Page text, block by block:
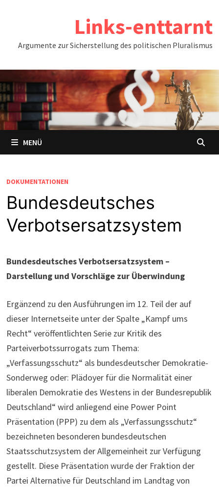
Links-enttarnt
Argumente zur Sicherstellung des politischen Pluralismus
MENÜ
DOKUMENTATIONEN
Bundesdeutsches
Verbotsersatzsystem
Bundesdeutsches Verbotsersatzsystem –
Darstellung und Vorschläge zur Überwindung
Ergänzend zu den Ausführungen im 12. Teil der auf
dieser Internetseite unter der Spalte „Kampf ums
Recht“ veröffentlichten Serie zur Kritik des
Parteiverbotssurrogats zum Thema:
„Verfassungsschutz“ als bundesdeutscher Demokratie-
Sonderweg oder: Plädoyer für die Normalität einer
liberalen Demokratie des Westens in der Bundesrepublik
Deutschland“ wird anliegend eine Power Point
Präsentation (PPP) zu dem als „Verfassungsschutz“
bezeichneten besonderen bundesdeutschen
Staatsschutzsystem der Allgemeinheit zur Verfügung
gestellt. Diese Präsentation wurde der Fraktion der
Partei Alternative für Deutschland im Landtag von